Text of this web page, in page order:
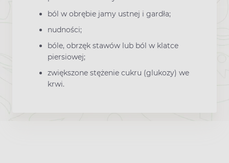
ból w obrębie jamy ustnej i gardła;
nudności;
bóle, obrzęk stawów lub ból w klatce
piersiowej;
zwiększone stężenie cukru (glukozy) we
krwi.